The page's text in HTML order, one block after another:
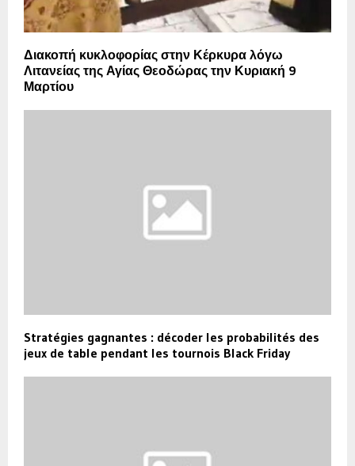
Διακοπή κυκλοφορίας στην Κέρκυρα λόγω
Λιτανείας της Αγίας Θεοδώρας την Κυριακή 9
Μαρτίου
Stratégies gagnantes : décoder les probabilités des
jeux de table pendant les tournois Black Friday